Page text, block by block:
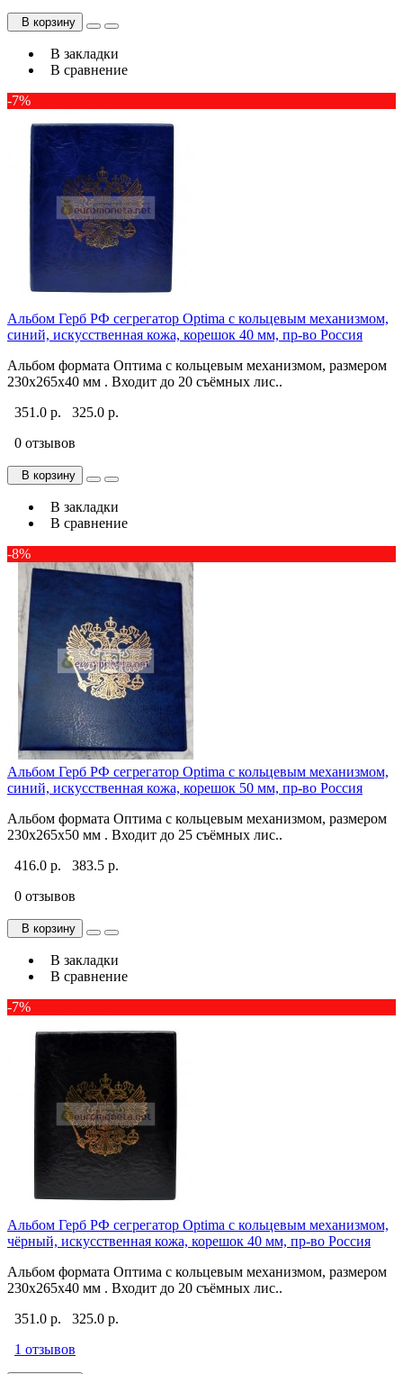
В корзину
В закладки
В сравнение
-7%
Альбом Герб РФ сегрегатор Optima с кольцевым механизмом,
синий, искусственная кожа, корешок 40 мм, пр-во Россия
Альбом формата Оптима с кольцевым механизмом, размером
230х265х40 мм . Входит до 20 съёмных лис..
351.0 р.
325.0 р.
0 отзывов
В корзину
В закладки
В сравнение
-8%
Альбом Герб РФ сегрегатор Optima с кольцевым механизмом,
синий, искусственная кожа, корешок 50 мм, пр-во Россия
Альбом формата Оптима с кольцевым механизмом, размером
230х265х50 мм . Входит до 25 съёмных лис..
416.0 р.
383.5 р.
0 отзывов
В корзину
В закладки
В сравнение
-7%
Альбом Герб РФ сегрегатор Optima с кольцевым механизмом,
чёрный, искусственная кожа, корешок 40 мм, пр-во Россия
Альбом формата Оптима с кольцевым механизмом, размером
230х265х40 мм . Входит до 20 съёмных лис..
351.0 р.
325.0 р.
1 отзывов